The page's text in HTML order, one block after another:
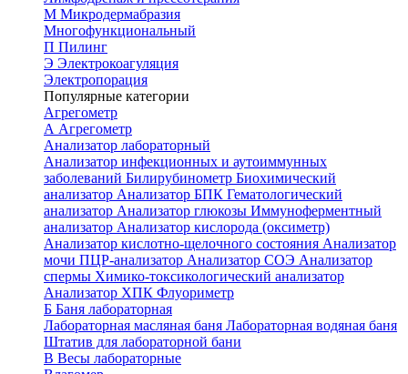
М Микродермабразия
Многофункциональный
П Пилинг
Э Электрокоагуляция
Электропорация
Популярные категории
Агрегометр
А Агрегометр
Анализатор лабораторный
Анализатор инфекционных и аутоиммунных
заболеваний Билирубинометр Биохимический
анализатор Анализатор БПК Гематологический
анализатор Анализатор глюкозы Иммуноферментный
анализатор Анализатор кислорода (оксиметр)
Анализатор кислотно-щелочного состояния Анализатор
мочи ПЦР-анализатор Анализатор СОЭ Анализатор
спермы Химико-токсикологический анализатор
Анализатор ХПК Флуориметр
Б Баня лабораторная
Лабораторная масляная баня Лабораторная водяная баня
Штатив для лабораторной бани
В Весы лабораторные